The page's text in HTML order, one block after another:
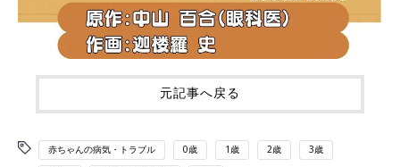
元記事へ戻る
赤ちゃんの病気・トラブル 0歳 1歳 2歳 3歳